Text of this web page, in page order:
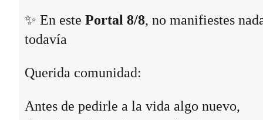
✨ En este Portal 8/8, no manifiestes
todavía
Querida comunidad:
Antes de pedirle a la vida algo nuevo,